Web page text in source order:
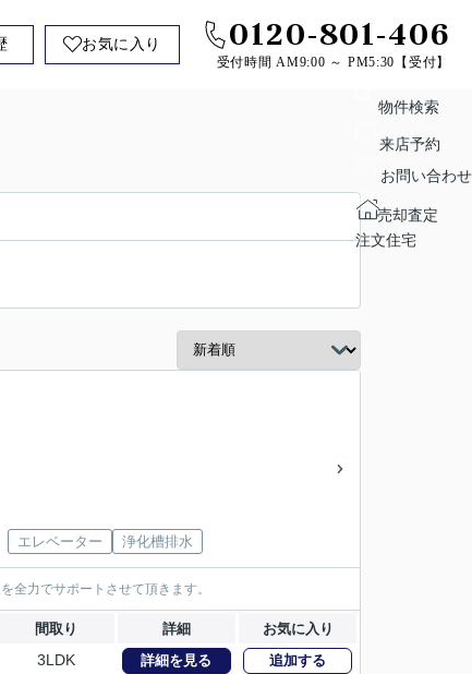
お気に入り 0120-801-406
受付時間 AM9:00 ～ PM5:30【受付】
エレベーター 浄化槽排水
全力でサポートさせて頂きます。
間取り 詳細 お気に入り
3LDK 詳細を見る 追加する
物件検索
来店予約
お問い合わせ
売却査定
注文住宅